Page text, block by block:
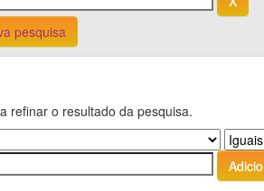
pesquisa
refinar o resultado da pesquisa.